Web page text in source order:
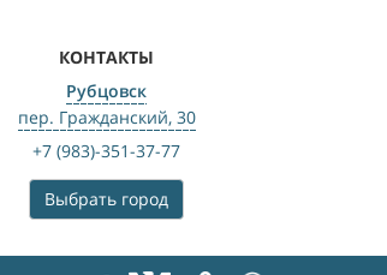
КОНТАКТЫ
Рубцовск
пер. Гражданский, 30
+7 (983)-351-37-77
Выбрать город